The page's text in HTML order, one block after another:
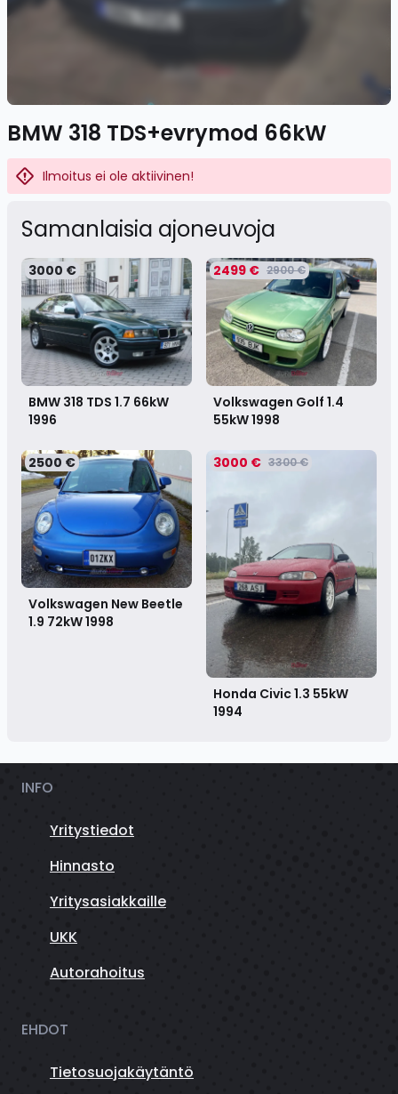
BMW 318 TDS+evrymod 66kW
Ilmoitus ei ole aktiivinen!
Samanlaisia ​​ajoneuvoja
3000 €
BMW 318 TDS 1.7 66kW
1996
2499 € 2900 €
Volkswagen Golf 1.4
55kW1998
2500 €
Volkswagen New Beetle
1.9 72kW1998
3000 € 3300 €
Honda Civic 1.3 55kW
1994
INFO
Yritystiedot
Hinnasto
Yritysasiakkaille
UKK
Autorahoitus
EHDOT
Tietosuojakäytäntö